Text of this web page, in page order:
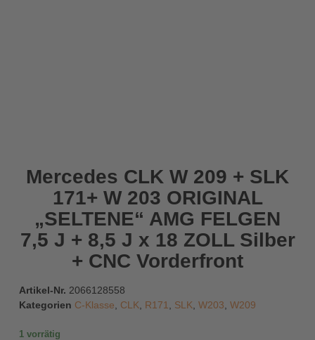
Mercedes CLK W 209 + SLK
171+ W 203 ORIGINAL
„SELTENE“ AMG FELGEN
7,5 J + 8,5 J x 18 ZOLL Silber
+ CNC Vorderfront
Artikel-Nr. 2066128558
Kategorien C-Klasse CLK R171 SLK W203 W209
1 vorrätig